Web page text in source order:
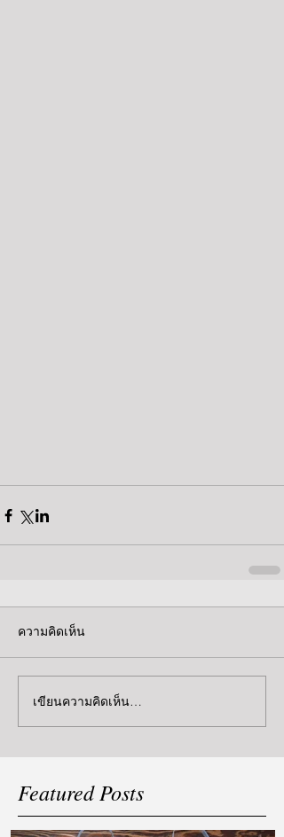
ความคิดเห็น
เขียนความคิดเห็น…
Featured Posts